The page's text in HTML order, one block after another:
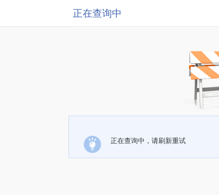
正在查询中
正在查询中，请刷新重试